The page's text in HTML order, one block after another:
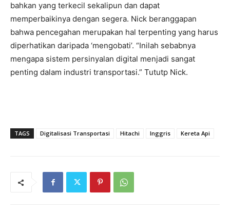
bahkan yang terkecil sekalipun dan dapat
memperbaikinya dengan segera. Nick beranggapan
bahwa pencegahan merupakan hal terpenting yang harus
diperhatikan daripada ‘mengobati’. “Inilah sebabnya
mengapa sistem persinyalan digital menjadi sangat
penting dalam industri transportasi.” Tututp Nick.
TAGS Digitalisasi Transportasi Hitachi Inggris Kereta Api